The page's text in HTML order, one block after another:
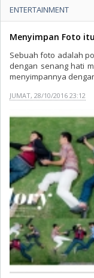
ENTERTAINMENT
Menyimpan Foto
Sebuah foto adalah
dengan senang hati
menyimpannya
JUMAT, 28/10/2016 23:12